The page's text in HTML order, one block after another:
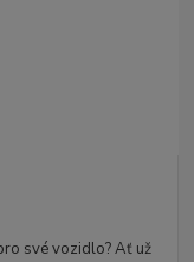
své vozidlo? Ať už